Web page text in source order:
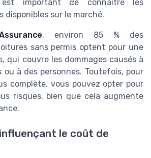
est important de connaître les
disponibles sur le marché.
, environ 85 % des
sans permis optent pour une
qui couvre les dommages causés à
ou à des personnes. Toutefois, pour
complète, vous pouvez opter pour
risques, bien que cela augmente
le coût de